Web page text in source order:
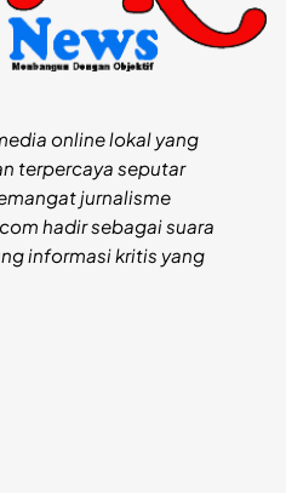
online lokal yang
terpercaya seputar
jurnalisme
hadir sebagai suara
informasi kritis yang